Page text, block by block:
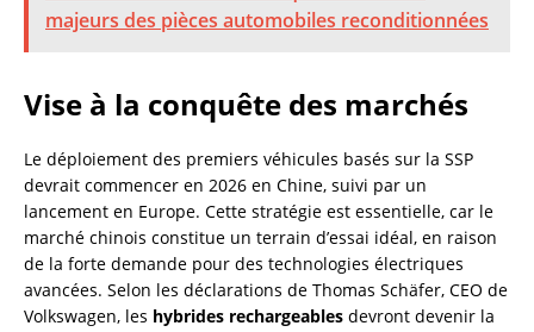
majeurs des pièces automobiles reconditionnées
Vise à la conquête des marchés
Le déploiement des premiers véhicules basés sur la SSP
devrait commencer en 2026 en Chine, suivi par un
lancement en Europe. Cette stratégie est essentielle, car le
marché chinois constitue un terrain d’essai idéal, en raison
de la forte demande pour des technologies électriques
avancées. Selon les déclarations de Thomas Schäfer, CEO de
Volkswagen, les hybrides rechargeables devront devenir la